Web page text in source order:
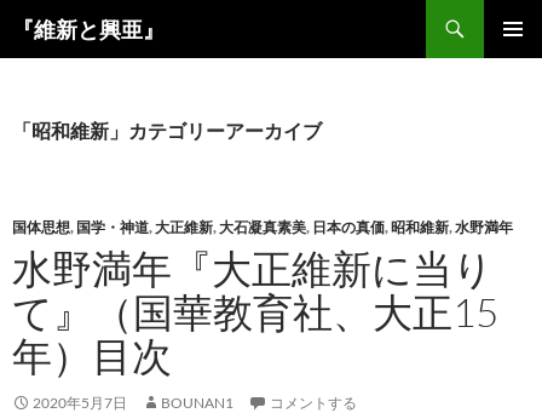
キ
プ
『維新と興亜』
「昭和維新」カテゴリーアーカイブ
国体思想, 国学・神道,大正維新,大石凝真素美, 日本の真価,昭和維新,水野満年
水野満年『大正維新に当り
て』（国華教育社、大正15
年）目次
2020年5月7日 BOUNAN1 コメントする